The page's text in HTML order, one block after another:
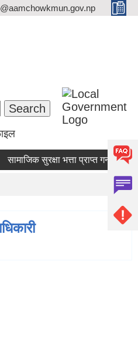
सामाजिक सुरक्षा भत्ता प्राप्‍त गर्न योग्य